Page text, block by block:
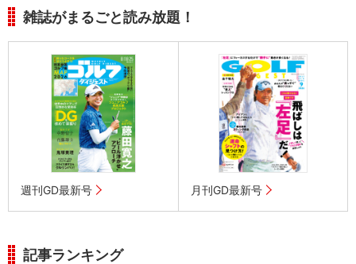
雑誌がまるごと読み放題！
週刊GD最新号 月刊GD最新号
記事ランキング